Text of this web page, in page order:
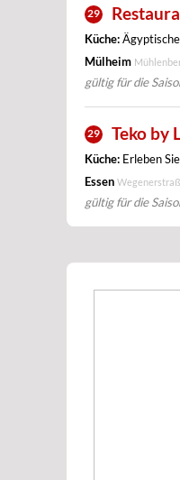
29
Küche:
Mülheim
gültig für die
29 Teko by
Küche: Erleben
Essen
gültig für die